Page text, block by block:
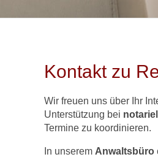
Kontakt zu
Wir freuen uns über Ihr
Unterstützung bei
Termine zu koordinieren.
In unserem Anwaltsbüro